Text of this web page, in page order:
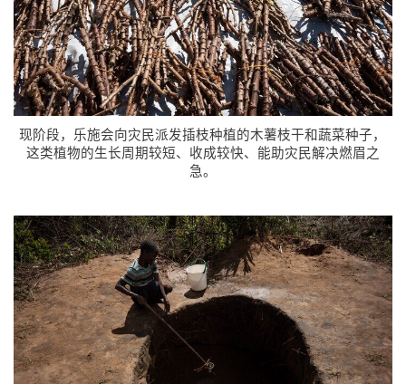
现阶段，乐施会向灾民派发插枝种植的木薯枝干和蔬菜种子，
这类植物的生长周期较短、收成较快、能助灾民解决燃眉之
急。